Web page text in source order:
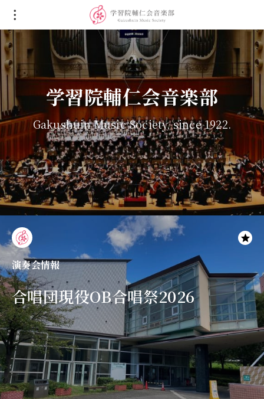
学習院輔仁会音楽部
Gakushuin Music Society, since 1922.
演奏会情報
合唱団現役OB合唱祭2026